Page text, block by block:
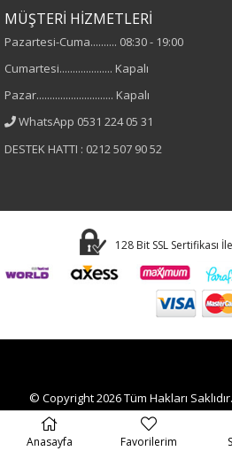
MÜŞTERİ HİZMETLERİ
Pazartesi-Cuma.......... 08:30 - 19:00
Cumartesi.................... Kapalı
Pazar............................. Kapalı
WhatsApp 0531 224 05 31
DESTEK HATTI : 0212 507 90 52
128 Bit SSL Sertifikası
© Copyright 2026 Tüm Hakları Saklıdır.
Anasayfa Favorilerim